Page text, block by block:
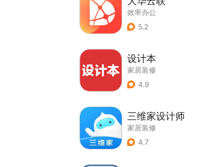
效率办公
5.2
设计本
家居装修
4.9
三维家设计师
家居装修
4.7